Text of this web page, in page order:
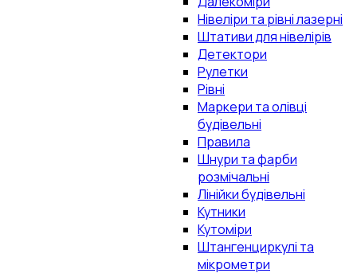
Нівеліри та рівні лазерні
Штативи для нівелірів
Детектори
Рулетки
Рівні
Маркери та олівці
будівельні
Правила
Шнури та фарби
розмічальні
Лінійки будівельні
Кутники
Кутоміри
Штангенциркулі та
мікрометри